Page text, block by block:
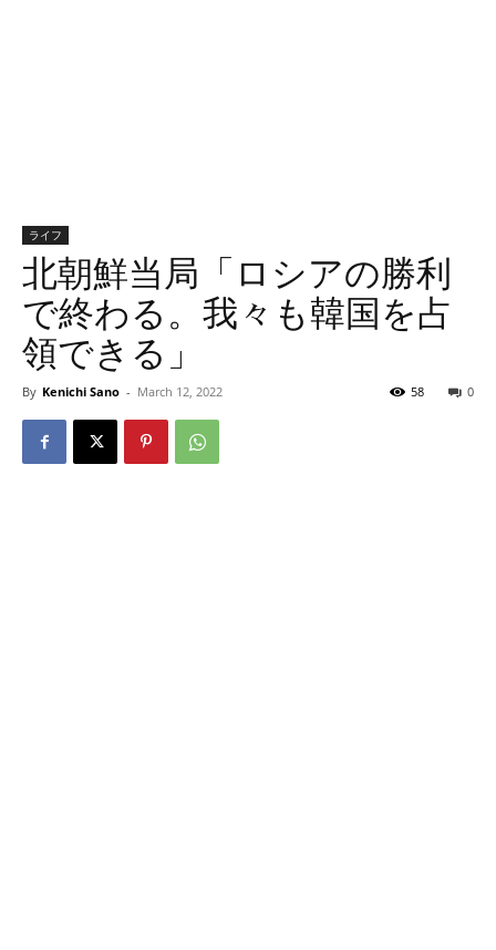
ライフ
北朝鮮当局「ロシアの勝利
で終わる。我々も韓国を占
領できる」
By Kenichi Sano - March 12, 2022 0
58